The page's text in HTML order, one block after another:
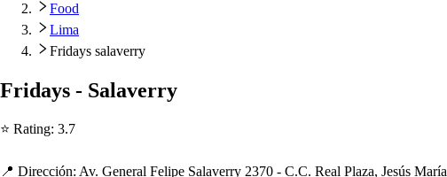
Food
Lima
Fridays salaverry
Fridays - Salaverry
⭐ Rating: 3.7
📍 Dirección: Av. General Felipe Salaverry 2370 - C.C. Real Plaza, Jesús María